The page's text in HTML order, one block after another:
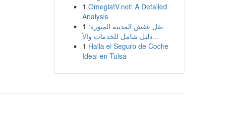
1 OmeglatV.net: A Detailed
Analysis
1 نقل عفش المدينة المنورة:
دليل شامل للخدمات والأ...
1 Halla el Seguro de Coche
Ideal en Tulsa